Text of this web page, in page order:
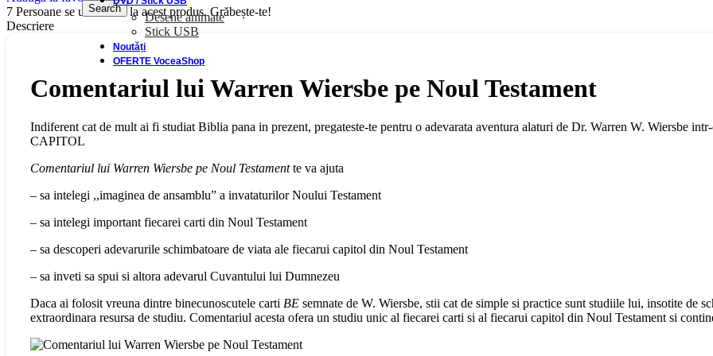
Search
Desene animate
Stick USB
Noutăți
OFERTE VoceaShop
7 Persoane se uită acum la acest produs. Grăbește-te!
Descriere
Comentariul lui Warren Wiersbe pe Noul Testament
Indiferent cat de mult ai fi studiat Biblia pana in prezent, pregateste-te pentru o adevarata aventura alaturi de Dr. Warren W.
CAPITOL
Comentariul lui Warren Wiersbe pe Noul Testamentte va ajuta
– sa intelegi ,,imaginea de ansamblu” a invataturilor Noului Testament
– sa intelegi important fiecarei carti din Noul Testament
– sa descoperi adevarurile schimbatoare de viata ale fiecarui capitol din Noul Testament
– sa inveti sa spui si altora adevarul Cuvantului lui Dumnezeu
Daca ai folosit vreuna dintre binecunoscutele carti BE semnate de W. Wiersbe, stii cat de simple si practice sunt studiile lui, insotite de
extraordinara resursa de studiu. Comentariul acesta ofera un studiu unic al fiecarei carti si al fiecarui capitol din Noul Testament si